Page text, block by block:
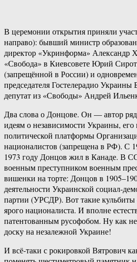
В церемонии открытия приняли
направо): бывший министр
директор «Укринформа» Александр
«Свобода» в Киевсовете Юрий
(запрещённой в России) и
председателя Гостелерадио
депутат из «Свободы» Андрей
Два слова о Донцове. Он — автор
идеям о независимости Украины, его
политической платформы
националистов (запрещена в РФ). С
1973 году Донцов жил в Канаде. В
военным преступником военным
вишенки на торте: Донцов в
деятельности Украинской социал-
партии (УРСДР). Вот такие
ярого националиста. И вполне
патентованным русофобом. Ну как
доску на незалежной Украине!
И всё-таки с рокировкой Вятрович